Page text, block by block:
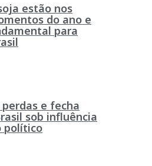
estão nos
do ano e
para
e fecha
sob influência
político